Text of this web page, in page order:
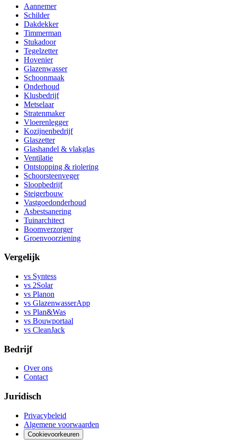
Aannemer
Schilder
Dakdekker
Timmerman
Stukadoor
Tegelzetter
Hovenier
Glazenwasser
Schoonmaak
Onderhoud
Klusbedrijf
Metselaar
Stratenmaker
Vloerenlegger
Kozijnenbedrijf
Glaszetter
Glashandel & vlakglas
Ventilatie
Ontstopping & riolering
Schoorsteenveger
Sloopbedrijf
Steigerbouw
Vastgoedonderhoud
Asbestsanering
Tuinarchitect
Boomverzorger
Groenvoorziening
Vergelijk
vs Syntess
vs 2Solar
vs Planon
vs GlazenwasserApp
vs Plan&Was
vs Bouwportaal
vs CleanJack
Bedrijf
Over ons
Contact
Juridisch
Privacybeleid
Algemene voorwaarden
Cookievoorkeuren